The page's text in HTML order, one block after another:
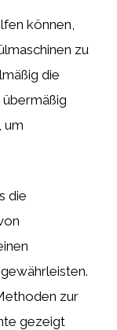
können,
zu
die
um
die
zur
gezeigt